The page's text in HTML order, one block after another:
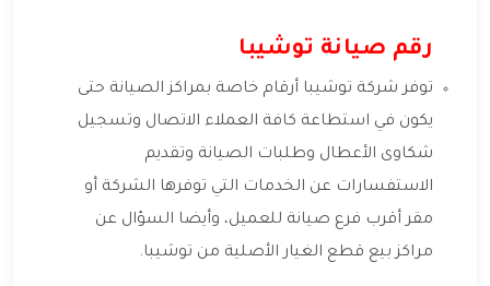
رقم صيانة توشيبا
توفر شركة توشيبا أرقام خاصة بمراكز الصيانة حتى
يكون في استطاعة كافة العملاء الاتصال وتسجيل
شكاوى الأعطال وطلبات الصيانة وتقديم
الاستفسارات عن الخدمات التي توفرها الشركة أو
مقر أقرب فرع صيانة للعميل، وأيضا السؤال عن
مراكز بيع قطع الغيار الأصلية من توشيبا.